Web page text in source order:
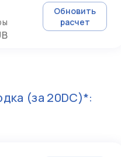
Обновить
расчет
(за 20DC)*: